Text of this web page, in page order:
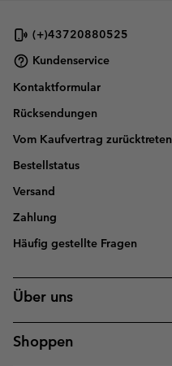
(+)43720880525
Kundenservice
Kontaktformular
Rücksendungen
Vom Kaufvertrag zurücktreten
Bestellstatus
Versand
Zahlung
Häufig gestellte Fragen
Über uns
Shoppen